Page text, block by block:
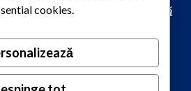
disertație ieftin, firmă
redactare licență fără
lucrare de licență,
cookies.